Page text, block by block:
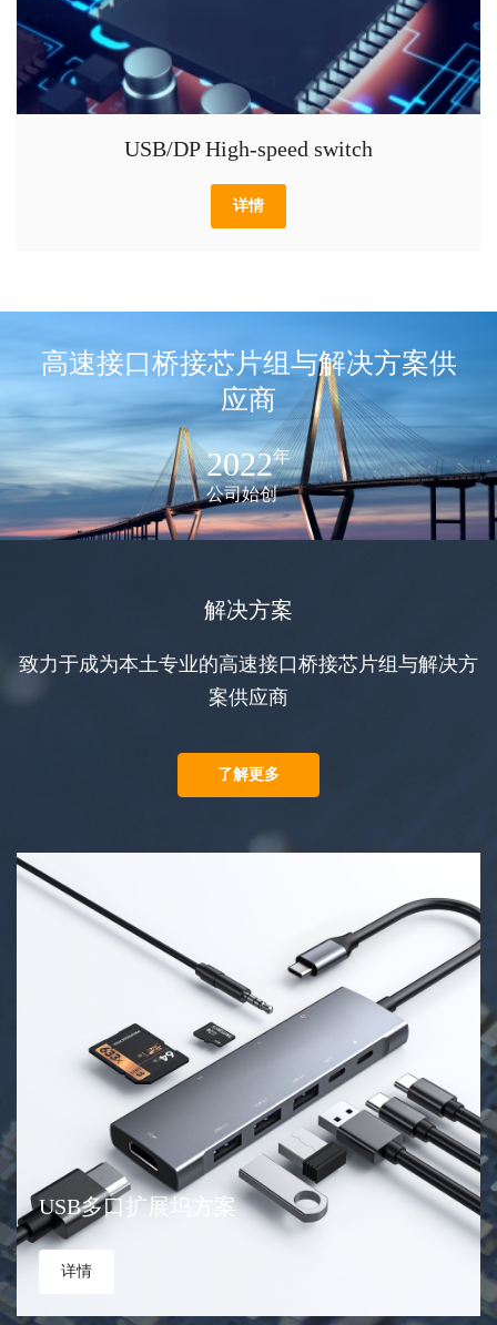
USB/DP High-speed switch
详情
高速接口桥接芯片组与解决方案供
应商
2022年
公司始创
解决方案
致力于成为本土专业的高速接口桥接芯片组与解决方
案供应商
了解更多
USB多口扩展坞方案
详情